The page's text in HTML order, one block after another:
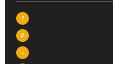
6
5
0